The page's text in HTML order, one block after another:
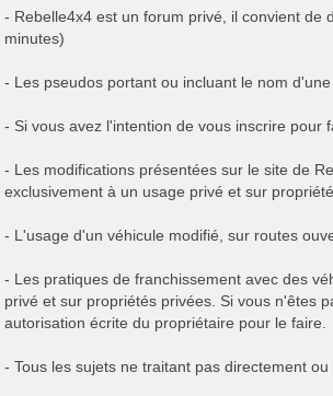
- Rebelle4x4 est un forum privé, il convient de
minutes)
- Les pseudos portant ou incluant le nom
- Si vous avez l'intention de vous inscrire pour
- Les modifications présentées sur le site de
exclusivement à un usage privé et sur
- L'usage d'un véhicule modifié, sur routes
- Les pratiques de franchissement avec des
privé et sur propriétés privées. Si vous n'êtes
autorisation écrite du propriétaire pour le faire.
- Tous les sujets ne traitant pas directement